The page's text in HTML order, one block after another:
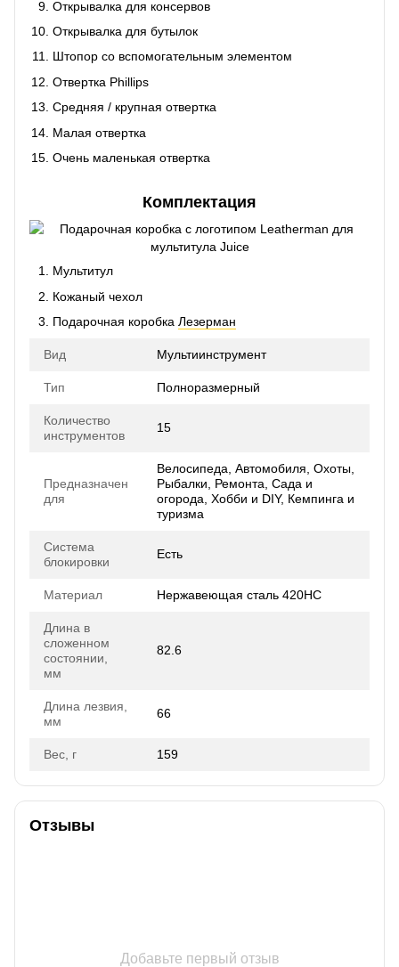
Открывалка для консервов
Открывалка для бутылок
Штопор со вспомогательным элементом
Отвертка Phillips
Средняя / крупная отвертка
Малая отвертка
Очень маленькая отвертка
Комплектация
Мультитул
Кожаный чехол
Подарочная коробка Лезерман
Вид Мультиинструмент
Тип Полноразмерный
Количество
инструментов
15
Предназначен
для
Велосипеда, Автомобиля, Охоты,
Рыбалки, Ремонта, Сада и
огорода, Хобби и DIY, Кемпинга и
туризма
Система
блокировки
Есть
Материал Нержавеющая сталь 420HC
Длина в
сложенном
состоянии,
мм
82.6
Длина лезвия,
мм
66
Вес, г 159
Отзывы
Добавьте первый отзыв